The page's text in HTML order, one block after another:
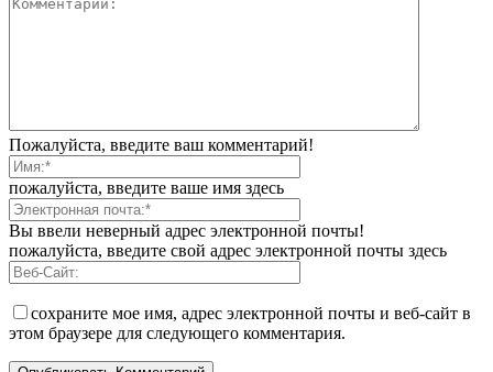
Пожалуйста, введите ваш комментарий!
пожалуйста, введите ваше имя здесь
Вы ввели неверный адрес электронной почты!
пожалуйста, введите свой адрес электронной почты здесь
сохраните мое имя, адрес электронной почты и веб-сайт в
этом браузере для следующего комментария.